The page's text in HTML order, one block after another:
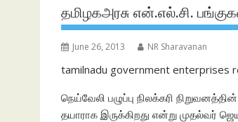
தமிழகஅரசு என்.எல்.சி.
June 26, 2013 NR Sharavanan
tamilnadu government enterprises
நெய்வேலி பழுப்பு நிலக்கரி
தயாராக இருக்கிறது என்று முதல்வர்